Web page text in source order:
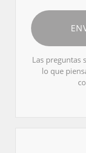
Las preguntas
lo que